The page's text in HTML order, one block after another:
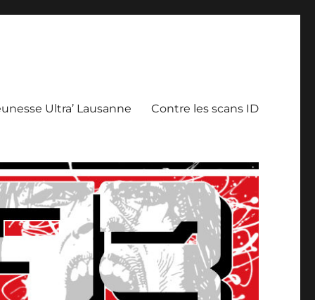
Ultra’ Lausanne Contre les scans ID